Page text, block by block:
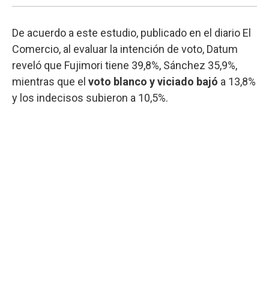
De acuerdo a este estudio, publicado en el diario El
Comercio, al evaluar la intención de voto, Datum
reveló que Fujimori tiene 39,8%, Sánchez 35,9%,
mientras que el voto blanco y viciado bajó a 13,8%
y los indecisos subieron a 10,5%.